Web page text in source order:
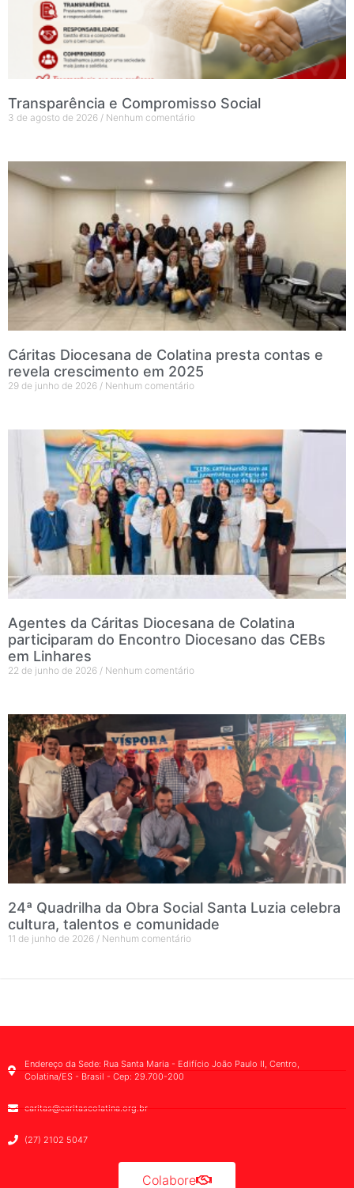
Transparência e Compromisso Social
3 de agosto de 2026 Nenhum comentário
Cáritas Diocesana de Colatina presta contas e
revela crescimento em 2025
29 de junho de 2026 Nenhum comentário
Agentes da Cáritas Diocesana de Colatina
participaram do Encontro Diocesano das CEBs
em Linhares
22 de junho de 2026 Nenhum comentário
24ª Quadrilha da Obra Social Santa Luzia celebra
cultura, talentos e comunidade
11 de junho de 2026 Nenhum comentário
Endereço da Sede: Rua Santa Maria - Edifício João Paulo II, Centro,
Colatina/ES - Brasil - Cep: 29.700-200
caritas@caritascolatina.org.br
(27) 2102 5047
Colabore